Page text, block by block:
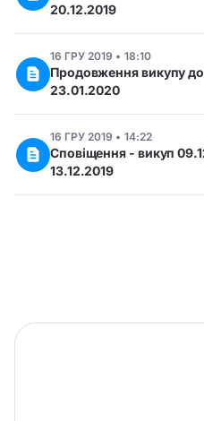
20.12.2019
16 ГРУ 2019 • 18:10
Продовження викупу до
23.01.2020
16 ГРУ 2019 • 14:22
Сповіщення - викуп
13.12.2019